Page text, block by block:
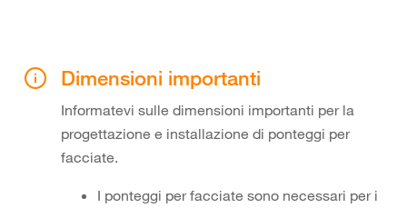
Dimensioni importanti
Informatevi sulle dimensioni importanti per la
progettazione e installazione di ponteggi per
facciate.
I ponteggi per facciate sono necessari per i